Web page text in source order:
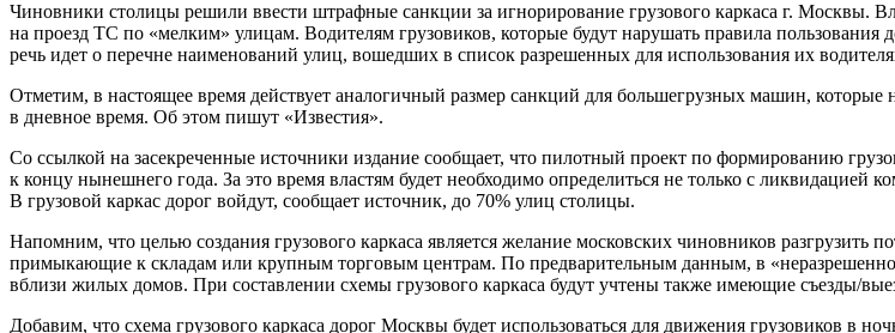
Чиновники столицы решили ввести штрафные санкции за игнорирование грузового каркаса г. Москвы.
на проезд ТС по «мелким» улицам. Водителям грузовиков, которые будут нарушать правила
речь идет о перечне наименований улиц, вошедших в список разрешенных для использования их
Отметим, в настоящее время действует аналогичный размер санкций для большегрузных машин,
в дневное время. Об этом пишут «Известия».
Со ссылкой на засекреченные источники издание сообщает, что пилотный проект по формированию
к концу нынешнего года. За это время властям будет необходимо определиться не только с
В грузовой каркас дорог войдут, сообщает источник, до 70% улиц столицы.
Напомним, что целью создания грузового каркаса является желание московских чиновников разгрузить
примыкающие к складам или крупным торговым центрам. По предварительным данным, в
вблизи жилых домов. При составлении схемы грузового каркаса будут учтены также имеющие съезды/
Добавим, что схема грузового каркаса дорог Москвы будет использоваться для движения грузовиков в